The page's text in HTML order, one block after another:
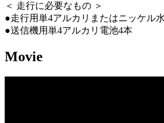
＜ 走行に必要なもの ＞
●走行用単4アルカリまたはニッケル
●送信機用単4アルカリ電池4本
Movie